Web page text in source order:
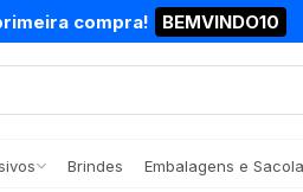
compra! BEMVINDO10
Brindes Embalagens e